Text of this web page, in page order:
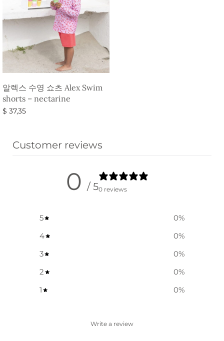
알렉스 수영 쇼츠 Alex Swim
shorts – nectarine
$ 37,35
Customer reviews
0 / 50 reviews
5 0%
4
0%
3
0%
2
0%
1
0%
Write a review